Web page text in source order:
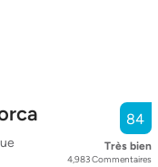
84
Très bien
4,983Commentaires